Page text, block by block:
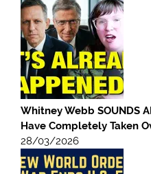
Whitney Webb SOUNDS
Have Completely Taken
28/03/2026